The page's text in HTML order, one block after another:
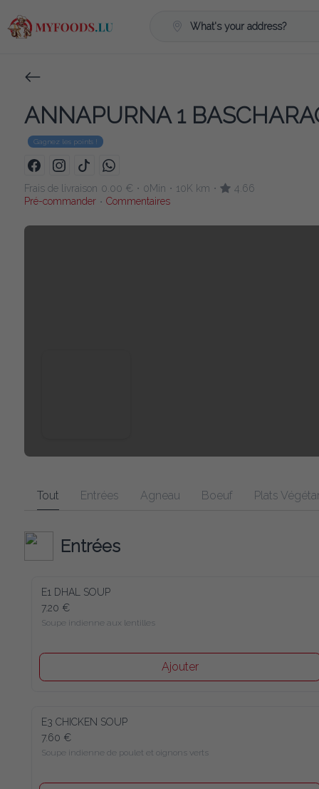
What's your address?
ANNAPURNA 1
Gagnez les points !
Frais de livraison 0.00 € • 0Min • 10K km •
4.66
Pré-commander • Commentaires
Tout Entrées Agneau Boeuf Plats
Entrées
E1 DHAL SOUP
7.20 €
Soupe indienne aux lentilles
Ajouter
E3 CHICKEN SOUP
7.60 €
Soupe indienne de poulet et oignons verts